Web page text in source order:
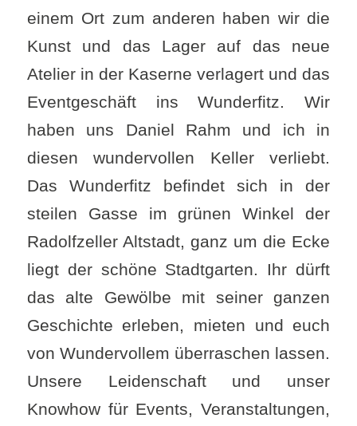
einem Ort zum anderen haben wir die
Kunst und das Lager auf das neue
Atelier in der Kaserne verlagert und das
Eventgeschäft ins Wunderfitz. Wir
haben uns Daniel Rahm und ich in
diesen wundervollen Keller verliebt.
Das Wunderfitz befindet sich in der
steilen Gasse im grünen Winkel der
Radolfzeller Altstadt, ganz um die Ecke
liegt der schöne Stadtgarten. Ihr dürft
das alte Gewölbe mit seiner ganzen
Geschichte erleben, mieten und euch
von Wundervollem überraschen lassen.
Unsere Leidenschaft und unser
Knowhow für Events, Veranstaltungen,